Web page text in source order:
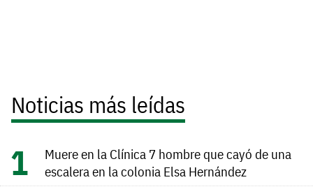
Noticias más leídas
Muere en la Clínica 7 hombre que cayó de una
escalera en la colonia Elsa Hernández